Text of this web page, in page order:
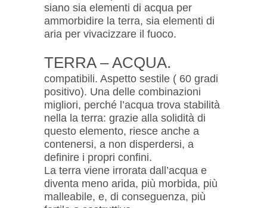
siano sia elementi di acqua per
ammorbidire la terra, sia elementi di
aria per vivacizzare il fuoco.
TERRA – ACQUA.
compatibili. Aspetto sestile ( 60 gradi
positivo). Una delle combinazioni
migliori, perché l’acqua trova stabilità
nella la terra: grazie alla solidità di
questo elemento, riesce anche a
contenersi, a non disperdersi, a
definire i propri confini.
La terra viene irrorata dall’acqua e
diventa meno arida, più morbida, più
malleabile, e, di conseguenza, più